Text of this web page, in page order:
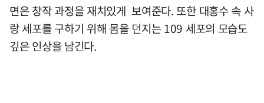
면은 창작 과정을 재치있게 보여준다. 또한 대홍수 속 사
랑 세포를 구하기 위해 몸을 던지는 109 세포의 모습도
깊은 인상을 남긴다.